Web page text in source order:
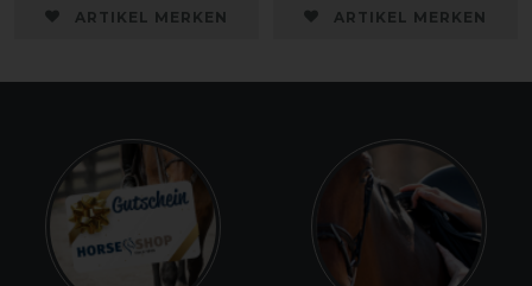
ARTIKEL MERKEN ARTIKEL MERKEN